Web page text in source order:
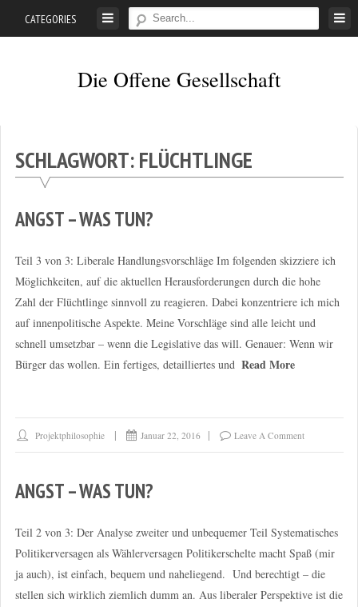
CATEGORIES
Die Offene Gesellschaft
SCHLAGWORT:FLÜCHTLINGE
ANGST – WAS TUN?
Teil 3 von 3: Liberale Handlungsvorschläge Im folgenden skizziere ich
Möglichkeiten, auf die aktuellen Herausforderungen durch die hohe
Zahl der Flüchtlinge sinnvoll zu reagieren. Dabei konzentriere ich mich
auf innenpolitische Aspekte. Meine Vorschläge sind alle leicht und
schnell umsetzbar – wenn die Legislative das will. Genauer: Wenn wir
Bürger das wollen. Ein fertiges, detailliertes und Read More
Projektphilosophie Januar 22, 2016 Leave A Comment
ANGST – WAS TUN?
Teil 2 von 3: Der Analyse zweiter und unbequemer Teil Systematisches
Politikerversagen als Wählerversagen Politikerschelte macht Spaß (mir
ja auch), ist einfach, bequem und naheliegend. Und berechtigt – die
stellen sich wirklich ziemlich dumm an. Aus liberaler Perspektive ist die